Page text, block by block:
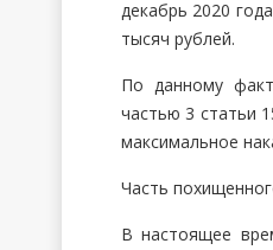
декабрь 2020
тысяч рублей.
По данному
частью 3 статьи
максимальное
Часть
В настоящее